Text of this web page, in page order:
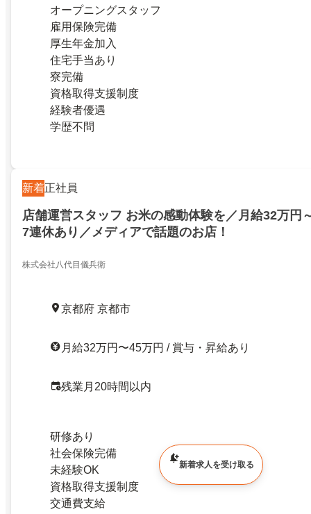
オープニングスタッフ
雇用保険完備
厚生年金加入
住宅手当あり
寮完備
資格取得支援制度
経験者優遇
学歴不問
新着正社員
店舗運営スタッフ お米の感動体験を／月給32万円
7連休あり／メディアで話題のお店！
株式会社八代目儀兵衛
京都府 京都市
月給32万円〜45万円 / 賞与・昇給あり
残業月20時間以内
研修あり
社会保険完備
未経験OK
資格取得支援制度
交通費支給
新着求人を受け取る